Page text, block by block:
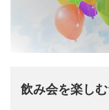
飲み会を楽し